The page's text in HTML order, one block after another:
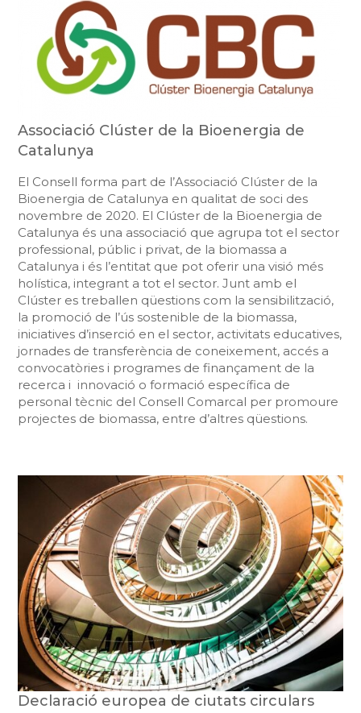
Associació Clúster de la Bioenergia de
Catalunya
El Consell forma part de l’Associació Clúster de la
Bioenergia de Catalunya en qualitat de soci des
novembre de 2020. El Clúster de la Bioenergia de
Catalunya és una associació que agrupa tot el sector
professional, públic i privat, de la biomassa a
Catalunya i és l’entitat que pot oferir una visió més
holística, integrant a tot el sector. Junt amb el
Clúster es treballen qüestions com la sensibilització,
la promoció de l’ús sostenible de la biomassa,
iniciatives d’inserció en el sector, activitats educatives,
jornades de transferència de coneixement, accés a
convocatòries i programes de finançament de la
recerca i innovació o formació específica de
personal tècnic del Consell Comarcal per promoure
projectes de biomassa, entre d’altres qüestions.
Declaració europea de ciutats circulars